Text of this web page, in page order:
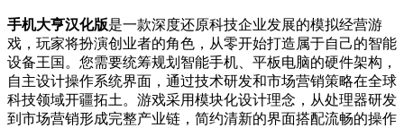
手机大亨汉化版是一款深度还原科技企业发展的模拟经营游
戏，玩家将扮演创业者的角色，从零开始打造属于自己的智能
设备王国。您需要统筹规划智能手机、平板电脑的硬件架构，
自主设计操作系统界面，通过技术研发和市场营销策略在全球
科技领域开疆拓土。游戏采用模块化设计理念，从处理器研发
到市场营销形成完整产业链，简约清新的界面搭配流畅的操作